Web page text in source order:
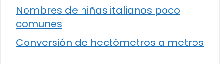
Nombres de niñas italianos poco
comunes
Conversión de hectómetros a metros